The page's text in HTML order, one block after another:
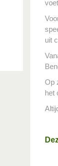
uit
Op
het